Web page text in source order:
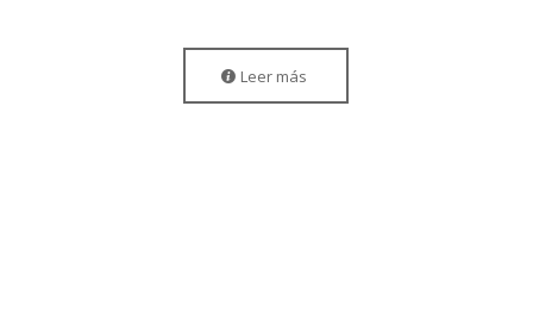
Leer más